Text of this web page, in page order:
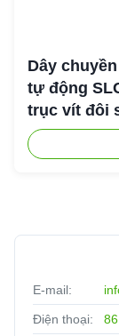
Dây
tự động
trục vít đôi
E-mail:
Điện thoại: